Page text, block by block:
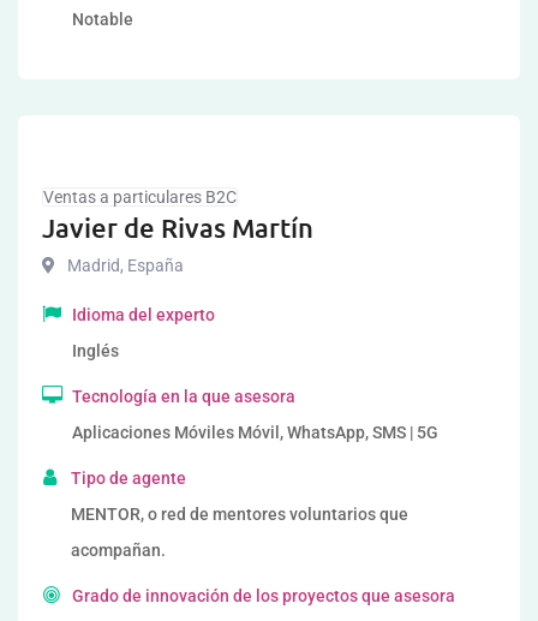
Notable
Ventas a particulares B2C
Javier de Rivas Martín
Madrid, España
Idioma del experto
Inglés
Tecnología en la que asesora
Aplicaciones Móviles Móvil, WhatsApp, SMS | 5G
Tipo de agente
MENTOR, o red de mentores voluntarios que
acompañan.
Grado de innovación de los proyectos que asesora